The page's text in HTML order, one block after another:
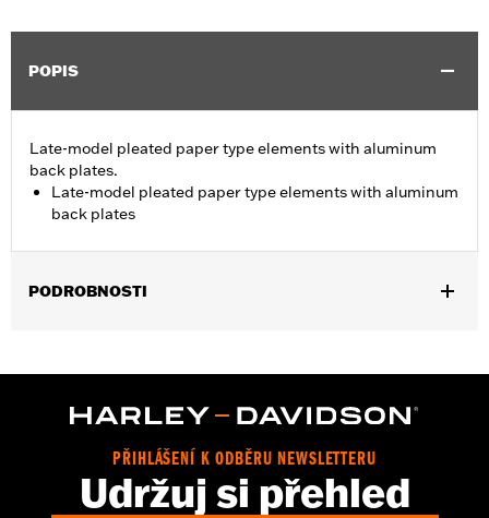
POPIS
Late-model pleated paper type elements with aluminum
back plates.
Late-model pleated paper type elements with aluminum
back plates
PODROBNOSTI
WARRANTY:1 year limited warranty – Go towww.h-
d.com/warranty
for full details
PŘIHLÁŠENÍ K ODBĚRU NEWSLETTERU
Udržuj si přehled